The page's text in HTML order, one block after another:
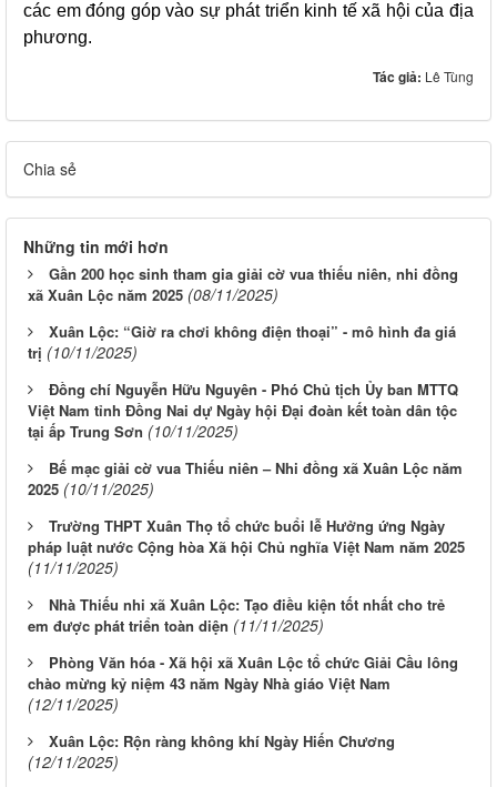
các em đóng góp vào sự phát triển kinh tế xã hội của địa
phương.
Tác giả: Lê Tùng
Chia sẻ
Những tin mới hơn
Gần 200 học sinh tham gia giải cờ vua thiếu niên, nhi đồng
xã Xuân Lộc năm 2025 (08/11/2025)
Xuân Lộc: “Giờ ra chơi không điện thoại” - mô hình đa giá
trị (10/11/2025)
Đồng chí Nguyễn Hữu Nguyên - Phó Chủ tịch Ủy ban MTTQ
Việt Nam tỉnh Đồng Nai dự Ngày hội Đại đoàn kết toàn dân tộc
tại ấp Trung Sơn (10/11/2025)
Bế mạc giải cờ vua Thiếu niên – Nhi đồng xã Xuân Lộc năm
2025 (10/11/2025)
Trường THPT Xuân Thọ tổ chức buổi lễ Hưởng ứng Ngày
pháp luật nước Cộng hòa Xã hội Chủ nghĩa Việt Nam năm 2025
(11/11/2025)
Nhà Thiếu nhi xã Xuân Lộc: Tạo điều kiện tốt nhất cho trẻ
em được phát triển toàn diện (11/11/2025)
Phòng Văn hóa - Xã hội xã Xuân Lộc tổ chức Giải Cầu lông
chào mừng kỷ niệm 43 năm Ngày Nhà giáo Việt Nam
(12/11/2025)
Xuân Lộc: Rộn ràng không khí Ngày Hiến Chương
(12/11/2025)